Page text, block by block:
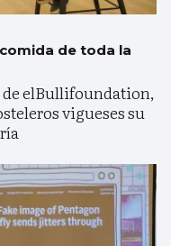
de toda la
de elBullifoundation,
vigueses su